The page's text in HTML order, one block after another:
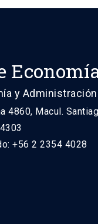
y Administración
4860, Macul.
+56 2 2354 4028